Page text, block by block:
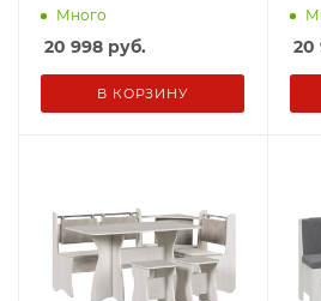
TEDDY 24
Много
20 998 руб.
В КОРЗИНУ
20